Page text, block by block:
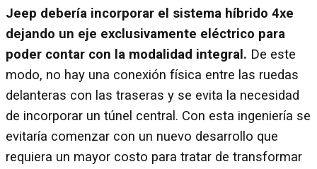
Jeep debería incorporar el sistema híbrido 4xe
dejando un eje exclusivamente eléctrico para
poder contar con la modalidad integral. De este
modo, no hay una conexión física entre las ruedas
delanteras con las traseras y se evita la necesidad
de incorporar un túnel central. Con esta ingeniería se
evitaría comenzar con un nuevo desarrollo que
requiera un mayor costo para tratar de transformar